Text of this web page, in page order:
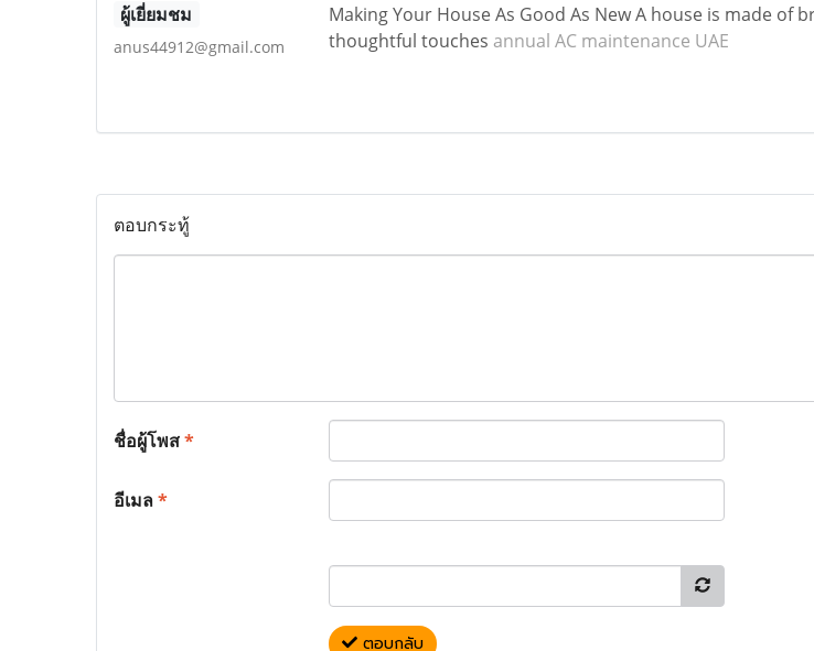
ผู้เยี่ยมชม
anus44912@gmail.com
Making Your House As Good As New A house is made
thoughtful touches annual AC maintenance UAE
ตอบกระทู้
ชื่อผู้โพส*
อีเมล*
ตอบกลับ